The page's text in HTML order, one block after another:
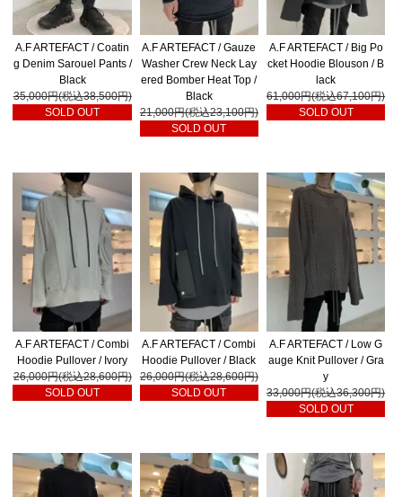
A.F ARTEFACT / Coatin
g Denim Sarouel Pants /
Black
35,000円(税込38,500円)
SOLD OUT
A.F ARTEFACT / Gauze
Washer Crew Neck Lay
ered Bomber Heat Top /
Black
21,000円(税込23,100円)
SOLD OUT
A.F ARTEFACT / Big Po
cket Hoodie Blouson / B
lack
61,000円(税込67,100円)
SOLD OUT
A.F ARTEFACT / Combi
Hoodie Pullover / Ivory
26,000円(税込28,600円)
SOLD OUT
A.F ARTEFACT / Combi
Hoodie Pullover / Black
26,000円(税込28,600円)
SOLD OUT
A.F ARTEFACT / Low G
auge Knit Pullover / Gra
y
33,000円(税込36,300円)
SOLD OUT